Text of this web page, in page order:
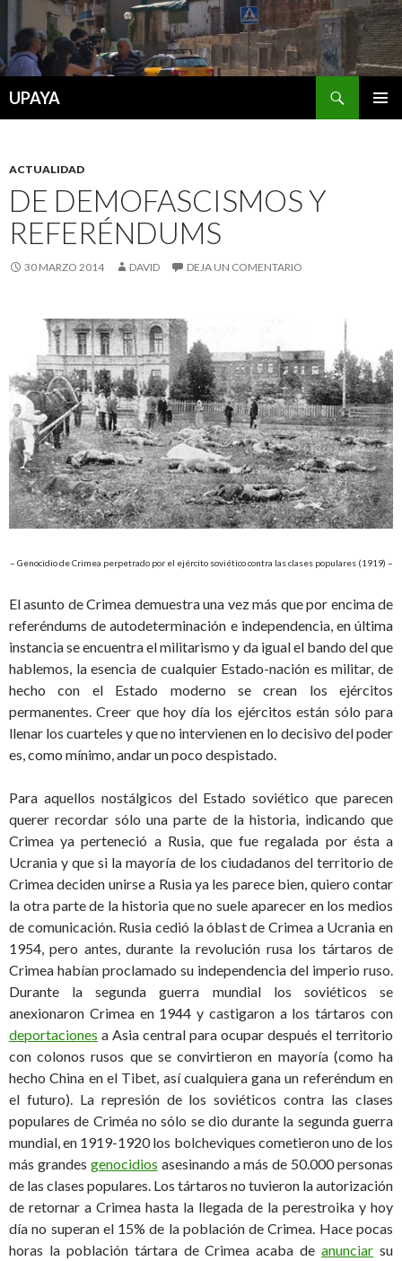
UPAYA
ACTUALIDAD
DE DEMOFASCISMOS Y
REFERÉNDUMS
30 MARZO 2014 DAVID DEJA UN COMENTARIO
– Genocidio de Crimea perpetrado por el ejército soviético contra las clases populares (1919) –
El asunto de Crimea demuestra una vez más que por encima de
referéndums de autodeterminación e independencia, en última
instancia se encuentra el militarismo y da igual el bando del que
hablemos, la esencia de cualquier Estado-nación es militar, de
hecho con el Estado moderno se crean los ejércitos
permanentes. Creer que hoy día los ejércitos están sólo para
llenar los cuarteles y que no intervienen en lo decisivo del poder
es, como mínimo, andar un poco despistado.
Para aquellos nostálgicos del Estado soviético que parecen
querer recordar sólo una parte de la historia, indicando que
Crimea ya perteneció a Rusia, que fue regalada por ésta a
Ucrania y que si la mayoría de los ciudadanos del territorio de
Crimea deciden unirse a Rusia ya les parece bien, quiero contar
la otra parte de la historia que no suele aparecer en los medios
de comunicación. Rusia cedió la óblast de Crimea a Ucrania en
1954, pero antes, durante la revolución rusa los tártaros de
Crimea habían proclamado su independencia del imperio ruso.
Durante la segunda guerra mundial los soviéticos se
anexionaron Crimea en 1944 y castigaron a los tártaros con
deportaciones a Asia central para ocupar después el territorio
con colonos rusos que se convirtieron en mayoría (como ha
hecho China en el Tibet, así cualquiera gana un referéndum en
el futuro). La represión de los soviéticos contra las clases
populares de Criméa no sólo se dio durante la segunda guerra
mundial, en 1919-1920 los bolcheviques cometieron uno de los
más grandes genocidios asesinando a más de 50.000 personas
de las clases populares. Los tártaros no tuvieron la autorización
de retornar a Crimea hasta la llegada de la perestroika y hoy
día no superan el 15% de la población de Crimea. Hace pocas
horas la población tártara de Crimea acaba deanunciar su